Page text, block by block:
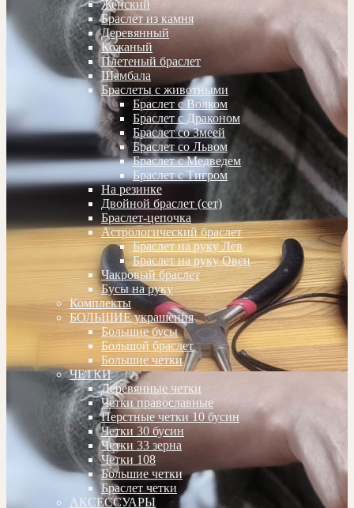
Женский
Браслет из камня
Деревянный
Кожаный
Плетеный браслет
Шамбала
Браслеты с животными
Браслет с Волком
Браслет с Драконом
Браслет со Змеей
Браслет со Львом
Браслет с Медведем
Браслет с Тигром
На резинке
Двойной браслет (сет)
Браслет-цепочка
Астрологический браслет
Браслет на руку Лев
Браслет на руку Овен
Чакровый браслет
Бусы на руку
Комплекты
БОЛЬШИЕ украшения
Большие бусы
Большой браслет
Большие четки
ЧЕТКИ
Деревянные четки
Четки православные
Перстные четки 10 бусин
Четки 30 бусин
Четки 33 зерна
Четки 108
Большие четки
Браслет четки
АКСЕССУАРЫ